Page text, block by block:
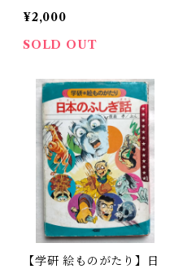
¥2,000
SOLD OUT
【学研 絵ものがたり】日